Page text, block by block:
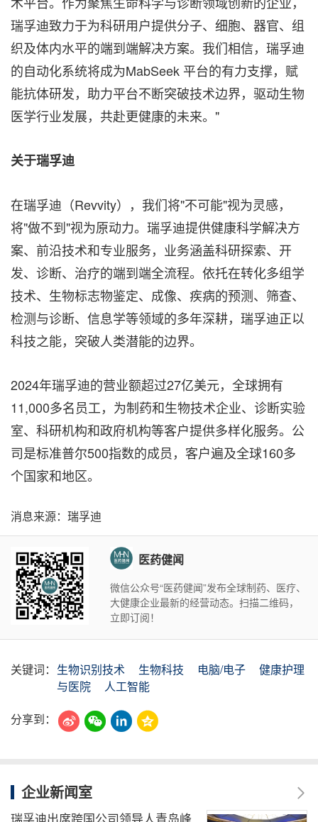
瑞孚迪致力于为科研用户提供分子、细胞、器官、组
织及体内水平的端到端解决方案。我们相信，瑞孚迪
的自动化系统将成为MabSeek 平台的有力支撑，赋
能抗体研发，助力平台不断突破技术边界，驱动生物
医学行业发展，共赴更健康的未来。"
关于瑞孚迪
在瑞孚迪（Revvity），我们将"不可能"视为灵感，
将"做不到"视为原动力。瑞孚迪提供健康科学解决方
案、前沿技术和专业服务，业务涵盖科研探索、开
发、诊断、治疗的端到端全流程。依托在转化多组学
技术、生物标志物鉴定、成像、疾病的预测、筛查、
检测与诊断、信息学等领域的多年深耕，瑞孚迪正以
科技之能，突破人类潜能的边界。
2024年瑞孚迪的营业额超过27亿美元，全球拥有
11,000多名员工，为制药和生物技术企业、诊断实验
室、科研机构和政府机构等客户提供多样化服务。公
司是标准普尔500指数的成员，客户遍及全球160多
个国家和地区。
消息来源：瑞孚迪
医药健闻
微信公众号“医药健闻”发布全球制药、医疗、
大健康企业最新的经营动态。扫描二维码，
立即订阅！
关键词： 生物识别技术 生物科技 电脑/电子
健康护理
与医院
人工智能
分享到：
企业新闻室
瑞孚迪出席跨国公司领导人青岛峰